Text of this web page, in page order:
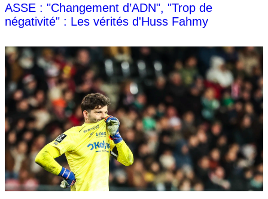
ASSE : "Changement d’ADN", "Trop de
négativité" : Les vérités d'Huss Fahmy